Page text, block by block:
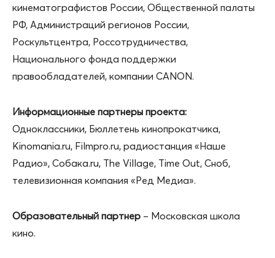
кинематографистов России, Общественной палаты
РФ, Администраций регионов России,
Роскультцентра, Россотрудничества,
Национального фонда поддержки
правообладателей, компании CANON.
Информационные партнеры проекта:
Одноклассники, Бюллетень кинопрокатчика,
Kinomania.ru, Filmpro.ru, радиостанция «Наше
Радио», Собака.ru, The Village, Time Out, Сноб,
телевизионная компания «Ред Медиа».
Образовательный партнер – Московская школа
кино.